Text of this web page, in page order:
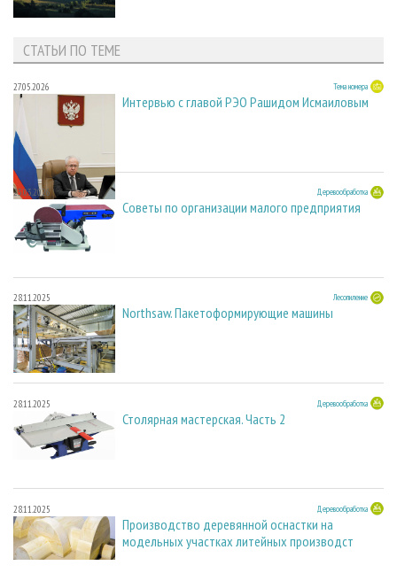
СТАТЬИ ПО ТЕМЕ
27.05.2026 Тема номера
Интервью с главой РЭО Рашидом Исмаиловым
23.03.2026 Деревообработка
Советы по организации малого предприятия
28.11.2025 Лесопиление
Northsaw. Пакетоформирующие машины
28.11.2025 Деревообработка
Столярная мастерская. Часть 2
28.11.2025 Деревообработка
Производство деревянной оснастки на
модельных участках литейных производст